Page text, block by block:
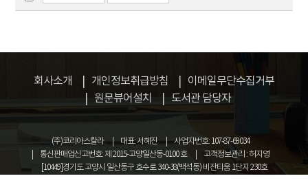
기본 전제로 하고 있지만, 중국과의 연계성 강화를 위
차지하는 중요성을 병행해서 검토할 필요가 있다.
행의 시나리오는 활용성과 현장도가 높은 시나리오
서, 본 연구에서는 과거 사고사례를 바탕으로 한 시나
리오 작성을 위해 기 개 발된 HNS 사고 표준코드를
활용하여 현행 시나리오를 대체할 수 있는 대체 사고
시나리오(Alternative Accident Scenario)를 구
모듈화하여 최대 빈도 시나리오, 최대 피해 시나리오,
최대 취약성 시나리오 3가지로 구분하여 작성 하였다.
이런 과정을 거쳐 제시된 각 시나리오별로 제시된 사
회사소개 개인정보취급방침
이메일무단수집거부
원문뷰어설치
도서관 담당자
(주)코리아스칼라 대표: 서혜진
사업자번호: 107-87-69034
통신판매업신고번호: 제 2015-고양일산동-0100 호
고객정보관리 : 허지영
[10449]경기도 고양시 일산동구 호수로 340-38(백석동) 비잔티움 1단지 230호